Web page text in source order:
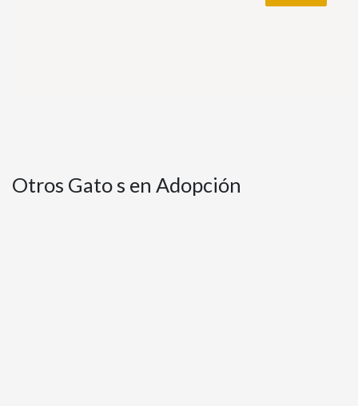
Otros Gato s en Adopción